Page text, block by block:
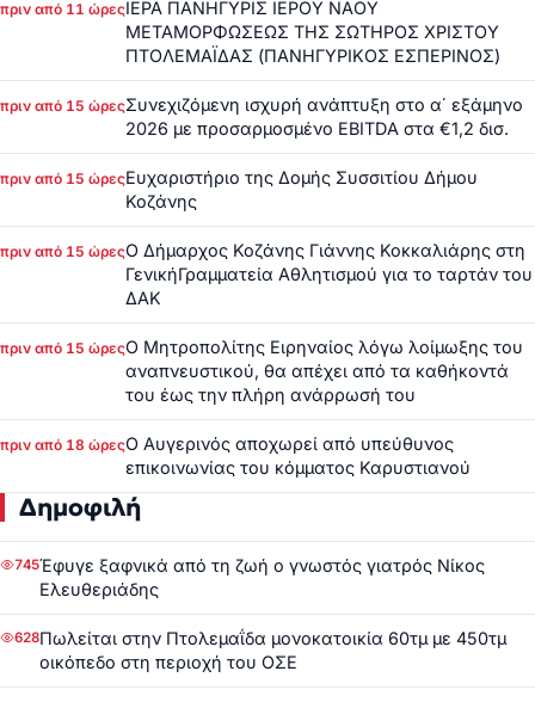
πριν από 11 ώρεςΙΕΡΑ ΠΑΝΗΓΥΡΙΣ ΙΕΡΟΥ ΝΑΟΥ
ΜΕΤΑΜΟΡΦΩΣΕΩΣ ΤΗΣ ΣΩΤΗΡΟΣ ΧΡΙΣΤΟΥ
ΠΤΟΛΕΜΑΪΔΑΣ (ΠΑΝΗΓΥΡΙΚΟΣ ΕΣΠΕΡΙΝΟΣ)
πριν από 15 ώρεςΣυνεχιζόμενη ισχυρή ανάπτυξη στο α΄ εξάμηνο
2026 με προσαρμοσμένο EBITDA στα €1,2 δισ.
πριν από 15 ώρεςΕυχαριστήριο της Δομής Συσσιτίου Δήμου
Κοζάνης
πριν από 15 ώρεςΟ Δήμαρχος Κοζάνης Γιάννης Κοκκαλιάρης στη
ΓενικήΓραμματεία Αθλητισμού για το ταρτάν του
ΔΑΚ
πριν από 15 ώρεςΟ Μητροπολίτης Ειρηναίος λόγω λοίμωξης του
αναπνευστικού, θα απέχει από τα καθήκοντά
του έως την πλήρη ανάρρωσή του
πριν από 18 ώρεςΟ Αυγερινός αποχωρεί από υπεύθυνος
επικοινωνίας του κόμματος Καρυστιανού
Δημοφιλή
745Έφυγε ξαφνικά από τη ζωή ο γνωστός γιατρός Νίκος
Ελευθεριάδης
628Πωλείται στην Πτολεμαΐδα μονοκατοικία 60τμ με 450τμ
οικόπεδο στη περιοχή του ΟΣΕ